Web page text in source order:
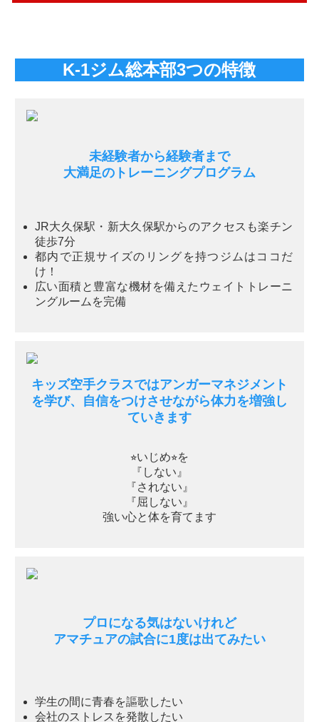
K-1ジム総本部3つの特徴
未経験者から経験者まで
大満足のトレーニングプログラム
JR大久保駅・新大久保駅からのアクセスも楽チン
徒歩7分
都内で正規サイズのリングを持つジムはココだ
け！
広い面積と豊富な機材を備えたウェイトトレーニ
ングルームを完備
キッズ空手クラスではアンガーマネジメント
を学び、自信をつけさせながら体力を増強し
ていきます
⭐︎いじめ⭐︎を
『しない』
『されない』
『屈しない』
強い心と体を育てます
プロになる気はないけれど
アマチュアの試合に1度は出てみたい
学生の間に青春を謳歌したい
会社のストレスを発散したい